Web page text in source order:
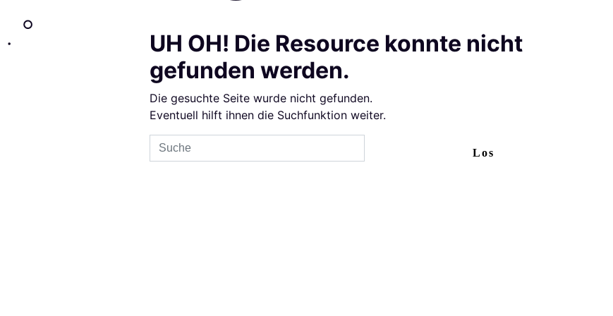
UH OH! Die Resource konnte nicht
gefunden werden.
Die gesuchte Seite wurde nicht gefunden.
Eventuell hilft ihnen die Suchfunktion weiter.
Sucheingabe
Los